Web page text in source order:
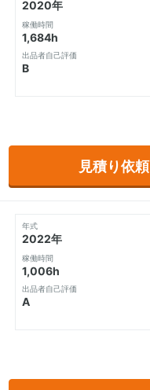
2020年
稼働時間
1,684h
出品者自己評価
B
見積り依頼
年式
2022年
稼働時間
1,006h
出品者自己評価
A